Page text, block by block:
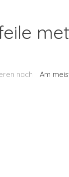
nach Am